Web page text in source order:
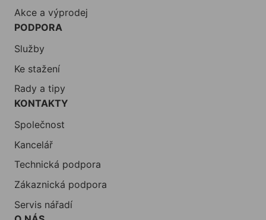
Akce a výprodej
PODPORA
Služby
Ke stažení
Rady a tipy
KONTAKTY
Společnost
Kancelář
Technická podpora
Zákaznická podpora
Servis nářadí